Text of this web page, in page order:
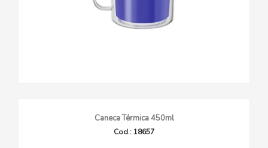
Caneca Térmica 450ml
Cod.: 18657